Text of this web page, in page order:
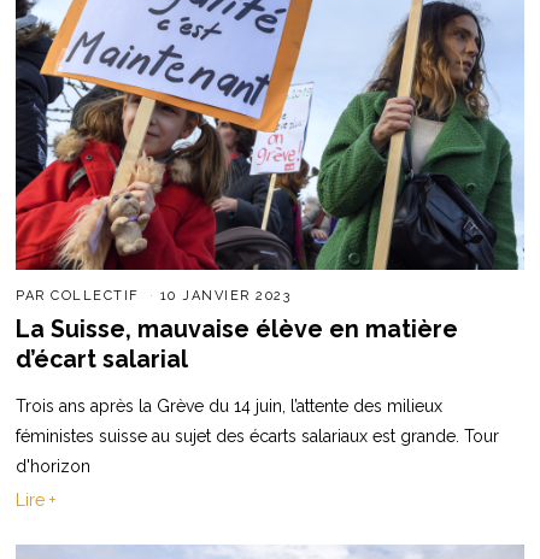
PARCOLLECTIF 10 JANVIER 2023
La Suisse, mauvaise élève en matière
d’écart salarial
Trois ans après la Grève du 14 juin, l’attente des milieux
féministes suisse au sujet des écarts salariaux est grande. Tour
d'horizon
Lire +